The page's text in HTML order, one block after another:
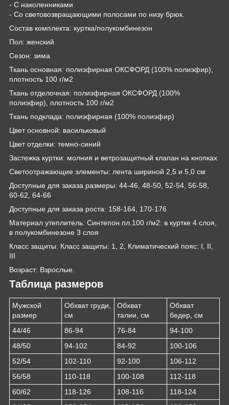
- С наколенниками
- Со световозвращающими полосами по низу брюк.
Состав комплекта: куртка/полукомбинезон
Пол: женский
Сезон: зима
Ткань основная: полиэфирная ОКСФОРД (100% полиэфир),
плотность 100 г/м2
Ткань отделочная: полиэфирная ОКСФОРД (100%
полиэфир), плотность 100 г/м2
Ткань подклада: полиэфирная (100% полиэфир)
Цвет основной: васильковый
Цвет отделки: темно-синий
Застежка куртки: молния и ветрозащитный клапан на кнопках
Светоотражающие элементы: лента шириной 2,5 и 5,0 см
Доступные для заказа размеры: 44-46, 48-50, 52-54, 56-58,
60-62, 64-66
Доступные для заказа роста: 158-164, 170-176
Материал утеплитель: Синтепон пл.100 г/м2: в куртке 4 слоя,
в полукомбинезоне 3 слоя
Класс защиты: Класс защиты: 1, 2, Климатический пояс: I, II,
III
Возраст: Взрослые.
Таблица размеров
Мужской
размер
Обхват груди,
см
Обхват
талии, см
Обхват
бедер, см
44/46
86-94 76-84
94-100
48/50
94-102 84-92
100-106
52/54
102-110 92-100
106-112
56/58
110-118 100-108
112-118
60/62
118-126 108-116
118-124